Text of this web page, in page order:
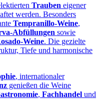
Trauben eigener
werden. Besonders
Tempranillo-Weine,
Abfüllungen sowie
Weine. Die gezielte
Tiefe und harmonische
, internationaler
genießen die Weine
, Fachhandel und